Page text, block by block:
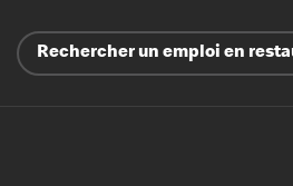
Rechercher un emploi en